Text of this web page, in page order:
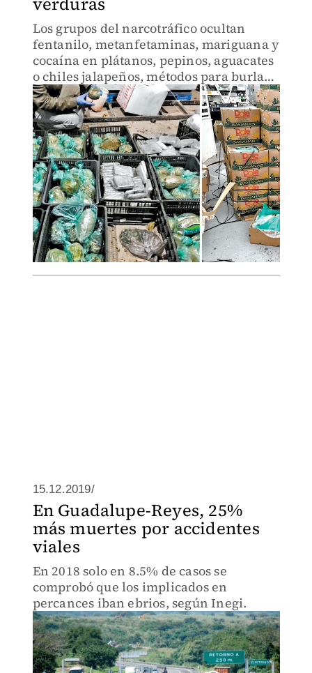
Los grupos del narcotráfico ocultan
fentanilo, metanfetaminas, mariguana y
cocaína en plátanos, pepinos, aguacates
o chiles jalapeños, métodos para burlar
a las autoridades de ese país.
15.12.2019/
En Guadalupe-Reyes, 25%
más muertes por accidentes
viales
En 2018 solo en 8.5% de casos se
comprobó que los implicados en
percances iban ebrios, según Inegi.